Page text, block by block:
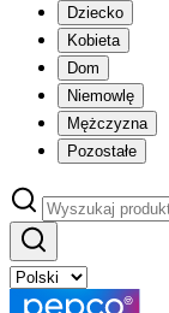
Dziecko
Kobieta
Dom
Niemowlę
Mężczyzna
Pozostałe